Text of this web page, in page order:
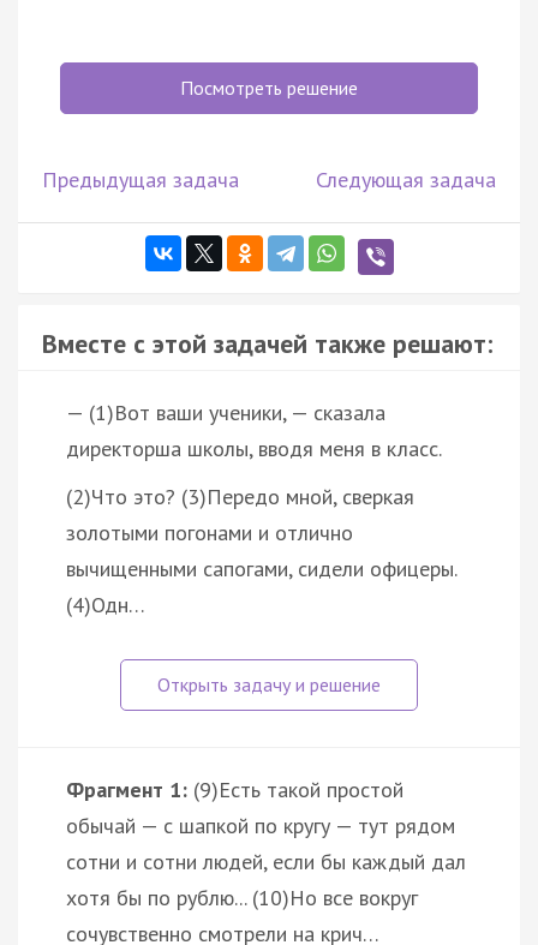
Посмотреть решение
Предыдущая задача Следующая задача
Вместе с этой задачей также решают:
— (1)Вот ваши ученики, — сказала
директорша школы, вводя меня в класс.
(2)Что это? (3)Передо мной, сверкая
золотыми погонами и отлично
вычищенными сапогами, сидели офицеры.
(4)Одн…
Фрагмент 1: (9)Есть такой простой
обычай — с шапкой по кругу — тут рядом
сотни и сотни людей, если бы каждый дал
хотя бы по рублю... (10)Но все вокруг
сочувственно смотрели на крич…